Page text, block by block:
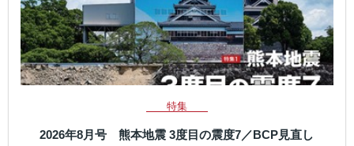
特集
2026年8月号 熊本地震 3度目の震度7／BCP見直し